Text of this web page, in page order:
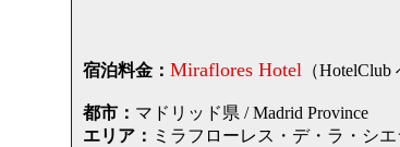
宿泊料金： Miraflores Hotel （
都市： マドリッド県 / Madrid Province
エリア： ミラフローレス・デ・ラ・シエ